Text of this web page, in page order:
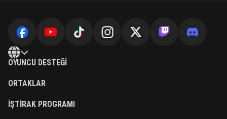
OYUNCU DESTEĞI
ORTAKLAR
İŞTIRAK PROGRAMI